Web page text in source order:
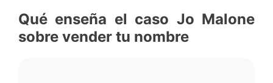
Qué enseña el caso Jo Malone
sobre vender tu nombre